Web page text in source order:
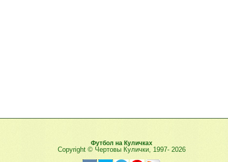
Футбол на Куличках
Copyright © Чертовы Кулички, 1997- 2026